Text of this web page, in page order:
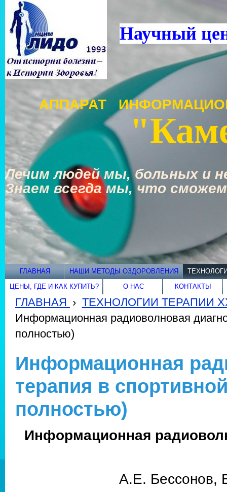
Научный
АППАРАТ
Лечим людей мы, больных и
Знаем всегда мы, что
ГЛАВНАЯ НАШИ МЕТОДЫ ОЗДОРОВЛЕНИЯ
ЦЕНЫ, ГДЕ И КАК КУПИТЬ? О НАС КОНТАКТЫ
ГЛАВНАЯ › ТЕХНОЛОГИИ ТЕРАПИИ
Информационная радиоволновая
полностью)
Информационная
терапия в
полностью)
Информационная
А.Е. Бессонов,